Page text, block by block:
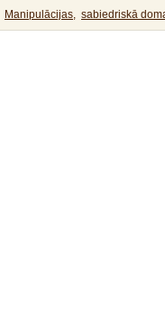
Manipulācijas, sabiedriskā